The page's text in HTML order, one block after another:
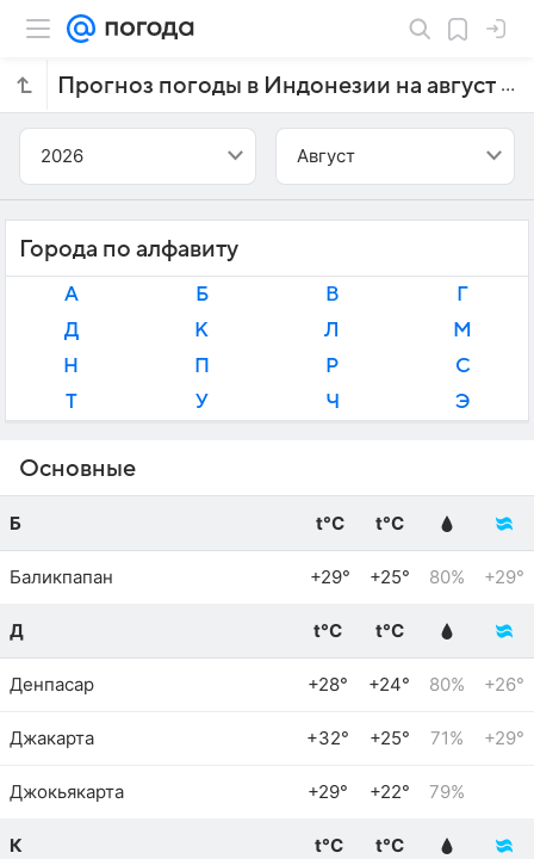
Прогноз погоды в Индонезии на август 2026 года
2026 Август
Города по алфавиту
А Б В
Г
Д
К Л
М
Н
П Р
С
Т
У Ч Э
Основные
Б t°C t°C
Баликпапан +29° +25° 80% +29°
Д t°C t°C
Денпасар +28° +24° 80% +26°
Джакарта +32° +25° 71% +29°
Джокьякарта +29° +22° 79%
К t°C t°C